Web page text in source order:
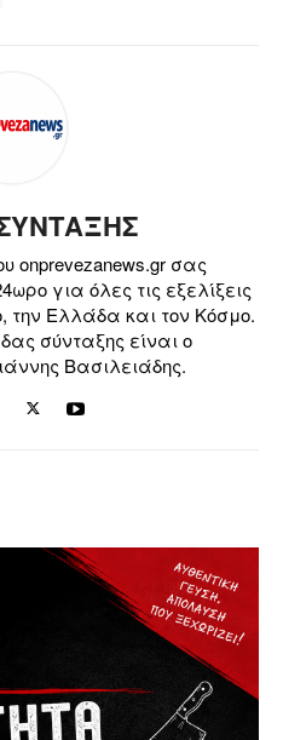
onprevezanews.gr σας
για όλες τις εξελίξεις
την Ελλάδα και τον Κόσμο.
σύνταξης είναι ο
Βασιλειάδης.